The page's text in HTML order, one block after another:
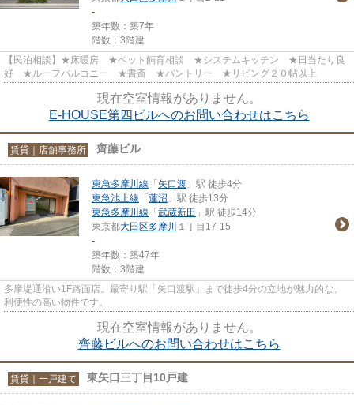
-
築年数：築7年
階数：3階建
【民泊相談】★床暖房 ★ペット飼育相談 ★システムキッチン ★日当たり良
好 ★ルーフバルコニー ★書斎 ★パントリー ★リビング２０帖以上
現在空室情報がありません。
E-HOUSE第四ビルへのお問い合わせはこちら
賃貸｜店舗事務所 齊藤ビル
東急多摩川線 「 矢口渡 」駅 徒歩4分
東急池上線 「 蓮沼 」駅 徒歩13分
東急多摩川線 「 武蔵新田 」駅 徒歩14分
東京都大田区多摩川 １丁目17-15
-
築年数：築47年
階数：3階建
多摩堤通沿い1F路面店。最寄り駅「矢口渡駅」まで徒歩4分の立地が魅力的な、
利便性の高い物件です。
現在空室情報がありません。
齊藤ビルへのお問い合わせはこちら
賃貸｜一戸建て 東矢口三丁目10戸建